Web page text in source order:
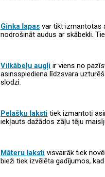
Ginka lapas var tikt izmantotas
nodrošināt audus ar skābekli.
Vilkābeļu augļi ir viens no
asinsspiediena līdzsvara
slodzi.
Pelašķu laksti tiek izmantoti
iekļauts dažādos zāļu tēju
Māteru laksti visvairāk tiek
bieži tiek izvēlēta gadījumos,